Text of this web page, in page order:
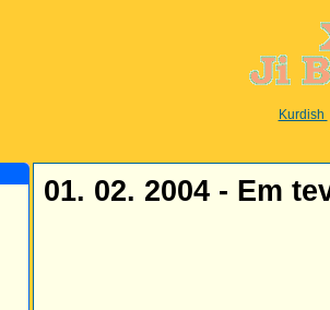
Kurdish
01. 02. 2004 - Em